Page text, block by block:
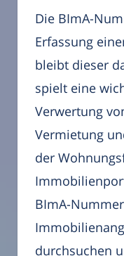
Die BImA-
Erfassung
bleibt dieser
spielt eine
Verwertung
Vermietung
der
BImA-
durchsuchen